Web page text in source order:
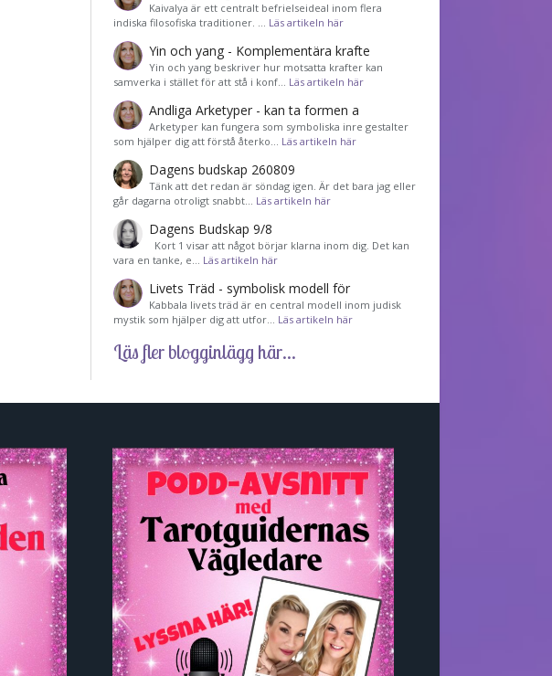
Kaivalya är ett centralt befrielseideal inom flera
indiska filosofiska traditioner. … Läs artikeln här
Yin och yang - Komplementära krafte
Yin och yang beskriver hur motsatta krafter kan
samverka i stället för att stå i konf… Läs artikeln här
Andliga Arketyper - kan ta formen a
Arketyper kan fungera som symboliska inre gestalter
som hjälper dig att förstå återko… Läs artikeln här
Dagens budskap 260809
Tänk att det redan är söndag igen. Är det bara jag eller
går dagarna otroligt snabbt… Läs artikeln här
Dagens Budskap 9/8
Kort 1 visar att något börjar klarna inom dig. Det kan
vara en tanke, e… Läs artikeln här
Livets Träd - symbolisk modell för
Kabbala livets träd är en central modell inom judisk
mystik som hjälper dig att utfor… Läs artikeln här
Läs fler blogginlägg här...